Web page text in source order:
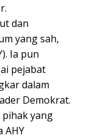
dan
yang sah,
Ia pun
pejabat
dalam
Demokrat.
yang
AHY